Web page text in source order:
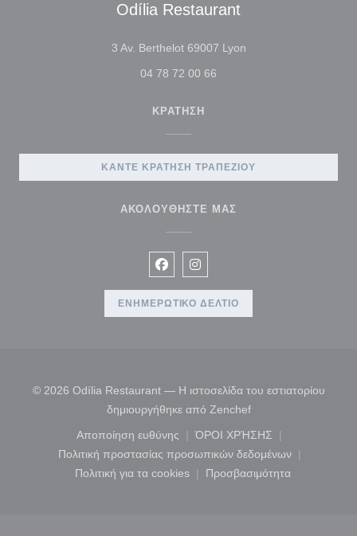
Odília Restaurant
3 Av. Berthelot 69007 Lyon((ανοίγει σε νέο
04 78 72 00 66
ΚΡΆΤΗΣΗ
ΚΆΝΤΕ ΚΡΆΤΗΣΗ ΤΡΑΠΕΖΙΟΎ
ΑΚΟΛΟΥΘΉΣΤΕ ΜΑΣ
Facebook ((ανοίγει σε νέο
Instagram ((ανοίγει σε νέο
ΕΝΗΜΕΡΩΤΙΚΌ ΔΕΛΤΊΟ
© 2026 Odília Restaurant — Η ιστοσελίδα του εστιατορίου
δημιουργήθηκε από Zenchef((ανοίγει σε νέο
Αποποίηση ευθύνης
((ανοίγει σε νέο παράθυρο))
ΌΡΟΙ ΧΡΉΣΗΣ
((ανοίγει σε νέο
Πολιτική προστασίας προσωπικών δεδομένων
((ανοίγει σε νέο παράθυρο))
Πολιτική για τα cookies
((ανοίγει σε νέο παράθυρο))
Προσβασιμότητα
((ανοίγει σε νέο